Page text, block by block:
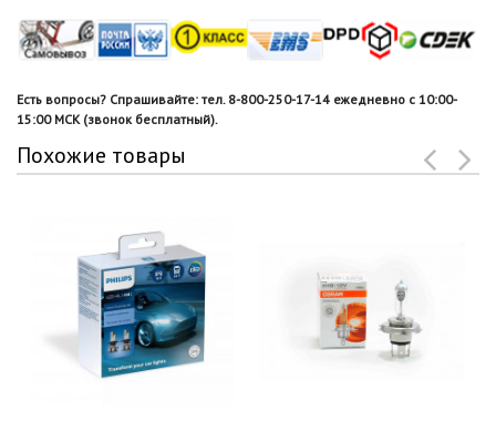
Есть вопросы? Спрашивайте: тел. 8-800-250-17-14 ежедневно с 10:00-
15:00 МСК (звонок бесплатный).
Похожие товары